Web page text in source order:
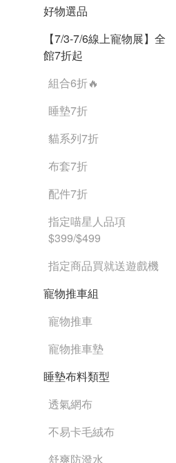
好物選品
【7/3-7/6線上寵物展】全
館7折起
組合6折🔥
睡墊7折
貓系列7折
布套7折
配件7折
指定喵星人品項
$399/$499
指定商品買就送遊戲機
寵物推車組
寵物推車
寵物推車墊
睡墊布料類型
透氣網布
不易卡毛絨布
舒爽防潑水